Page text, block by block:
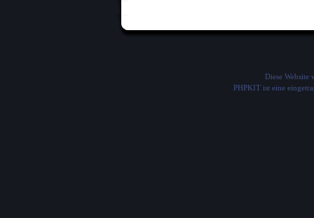
Diese Website
PHPKIT ist eine